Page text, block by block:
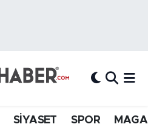
SİYASET SPOR